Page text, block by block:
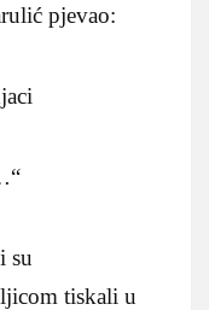
pjevao:
su
tiskali u